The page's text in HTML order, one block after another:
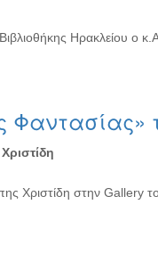
Ηρακλείου ο
Χριστίδη στην Gallery